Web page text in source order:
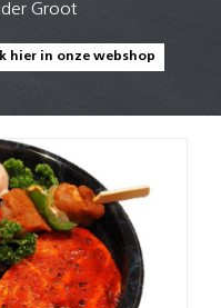
Groot
hier in onze webshop